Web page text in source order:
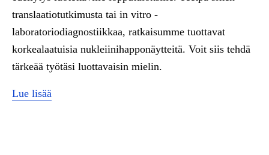
translaatiotutkimusta tai in vitro -
laboratoriodiagnostiikkaa, ratkaisumme tuottavat
korkealaatuisia nukleiinihapponäytteitä. Voit siis tehdä
tärkeää työtäsi luottavaisin mielin.
Lue lisää